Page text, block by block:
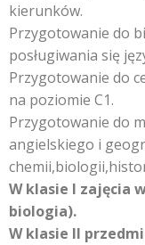
kierunków.
Przygotowanie do
posługiwania się
Przygotowanie do
na poziomie C1.
Przygotowanie do
angielskiego i
W klasie I zajęcia
biologia).
W klasie II